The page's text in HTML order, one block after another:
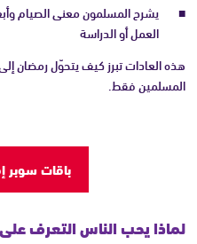
يشرح المسلمون معنى الصيام
العمل أو الدراسة
هذه العادات تبرز كيف يتحوّل رمضان
المسلمين فقط.
باقات سوبر
لماذا يحب الناس التعرف